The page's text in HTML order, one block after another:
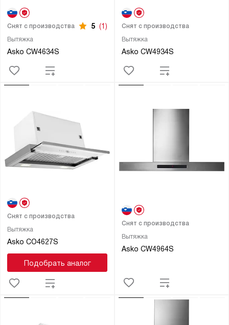
Вытяжка
Asko CW4634S
Снят с производства 5 (1)
Вытяжка
Asko CW4934S
Снят с производства
Вытяжка
Asko CO4627S
Снят с производства
Подобрать аналог
Вытяжка
Asko CW4964S
Снят с производства